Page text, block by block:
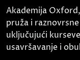
Akademija
pruža i
uključujući
usavršavanje i